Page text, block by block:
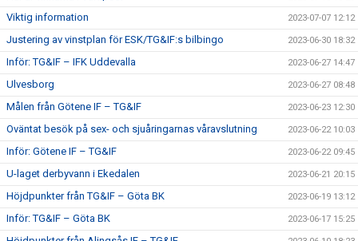
Viktig information 2023-07-07 12:12
Justering av vinstplan för ESK/TG&IF:s bilbingo 2023-06-30 18:32
Inför: TG&IF – IFK Uddevalla 2023-06-27 14:47
Ulvesborg 2023-06-27 08:48
Målen från Götene IF – TG&IF 2023-06-23 12:30
Oväntat besök på sex- och sjuåringarnas våravslutning 2023-06-22 10:03
Inför: Götene IF – TG&IF 2023-06-22 09:45
U-laget derbyvann i Ekedalen 2023-06-21 20:15
Höjdpunkter från TG&IF – Göta BK 2023-06-19 13:12
Inför: TG&IF – Göta BK 2023-06-17 15:25